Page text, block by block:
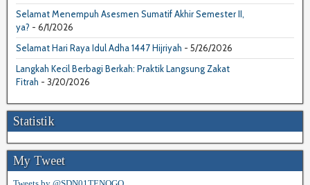
Selamat Menempuh Asesmen Sumatif Akhir Semester II,
ya? - 6/1/2026
Selamat Hari Raya Idul Adha 1447 Hijriyah - 5/26/2026
Langkah Kecil Berbagi Berkah: Praktik Langsung Zakat
Fitrah - 3/20/2026
Statistik
My Tweet